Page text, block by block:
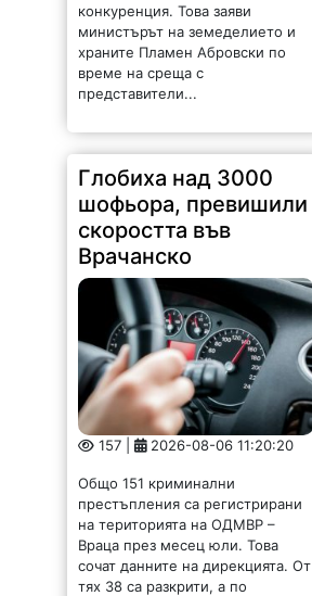
конкуренция. Това заяви
министърът на земеделието и
храните Пламен Абровски по
време на среща с
представители...
Глобиха над 3000
шофьора, превишили
скоростта във
Врачанско
157 | 2026-08-06 11:20:20
Общо 151 криминални
престъпления са регистрирани
на територията на ОДМВР –
Враца през месец юли. Това
сочат данните на дирекцията. От
тях 38 са разкрити, а по